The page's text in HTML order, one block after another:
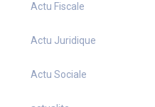
Actu Fiscale
Actu Juridique
Actu Sociale